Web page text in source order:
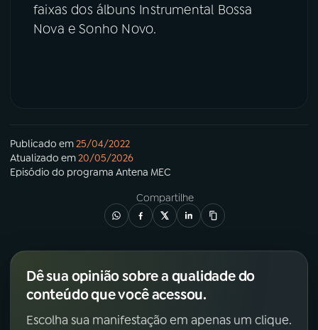
faixas dos álbuns Instrumental Bossa
Nova e Sonho Novo.
Publicado em25/04/2022
Atualizado em20/05/2026
Episódio do programa Antena MEC
Compartilhe
Dê sua opinião sobre a qualidade do
conteúdo que você acessou.
Escolha sua manifestação em apenas um clique.